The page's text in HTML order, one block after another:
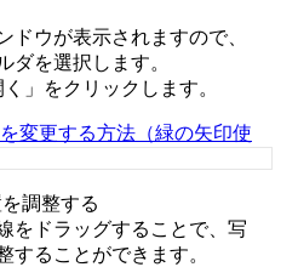
ドウが表示されますので、
ダを選択します。
」をクリックします。
調整する
をドラッグすることで、写
することができます。